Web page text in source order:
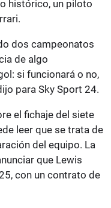
histórico, un piloto
dos campeonatos
de algo
si funcionará o no,
para Sky Sport 24.
el fichaje del siete
leer que se trata de
del equipo. La
que Lewis
con un contrato de